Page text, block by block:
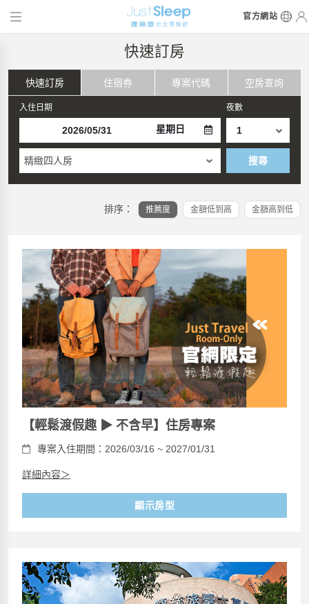
官方網站
快速訂房
快速訂房 住宿券 專案代碼 空房查詢
入住日期
星期日
夜數
精緻四人房 搜尋
排序： 推薦度 金額低到高 金額高到低
【輕鬆渡假趣 ▶ 不含早】住房專案
專案入住期間：2026/03/16 ~ 2027/01/31
詳細內容＞
顯示房型